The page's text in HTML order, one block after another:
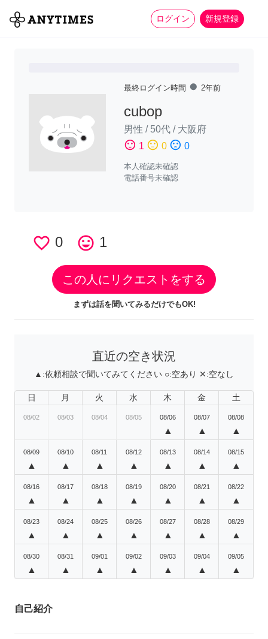
ログイン 新規登録
全て 家事 more_horiz
最終ログイン時間 fiber_manual_record 2年前
cubop
男性 / 50代 / 大阪府
sentiment_satisfied 1 sentiment_neutral 0 sentiment_dissatisfied 0
本人確認未確認
電話番号未確認
favorite_border 0 tag_faces 1
この人にリクエストをする
まずは話を聞いてみるだけでもOK!
直近の空き状況
▲:依頼相談で聞いてみてください ○:空あり ✕:空なし
日 月 火 水 木 金 土
08/02 08/03 08/04 08/05 08/06
▲
08/07
▲
08/08
▲
08/09
▲
08/10
▲
08/11
▲
08/12
▲
08/13
▲
08/14
▲
08/15
▲
08/16
▲
08/17
▲
08/18
▲
08/19
▲
08/20
▲
08/21
▲
08/22
▲
08/23
▲
08/24
▲
08/25
▲
08/26
▲
08/27
▲
08/28
▲
08/29
▲
08/30
▲
08/31
▲
09/01
▲
09/02
▲
09/03
▲
09/04
▲
09/05
▲
自己紹介